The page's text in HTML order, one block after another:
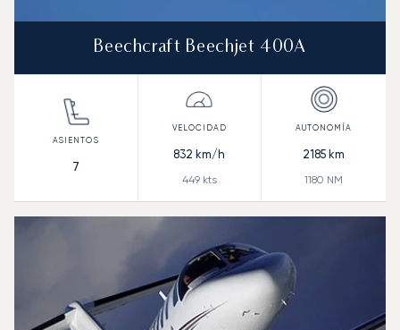
Beechcraft Beechjet 400A
7
832 km/h
449kts
2185 km
1180 NM